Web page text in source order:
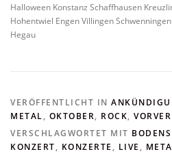
Halloween Konstanz Schaffhausen
Hohentwiel Engen Villingen
Hegau
VERÖFFENTLICHT IN
METAL, OKTOBER, ROCK,
VERSCHLAGWORTET MIT
KONZERT, KONZERTE , LIVE ,